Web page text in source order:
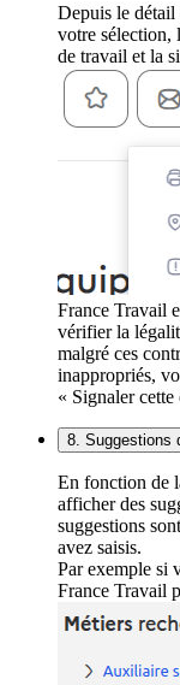
Depuis le
votre sélection,
de travail et la
France Travail
vérifier la
malgré ces
inappropriés,
« Signaler
8. Suggestions
En fonction de
afficher des
suggestions
avez saisis.
Par exemple si
France Travail